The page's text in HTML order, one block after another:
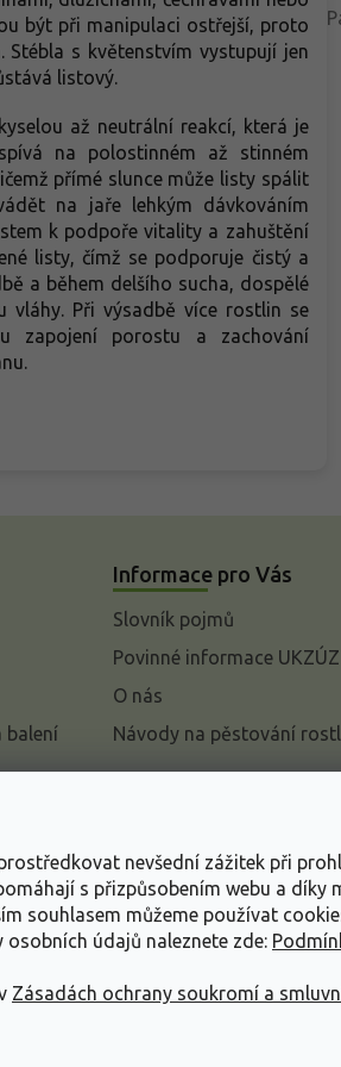
nevšední zážitek při
s přizpůsobením webu a díky
souhlasem můžeme používat
údajů naleznete zde:
Zásadách ochrany soukromí a
být při manipulaci ostřejší, proto
s květenstvím vystupují jen
listový.
až neutrální reakcí, která je
na polostinném až stinném
přímé slunce může listy spálit
na jaře lehkým dávkováním
k podpoře vitality a zahuštění
listy, čímž se podporuje čistý a
a během delšího sucha, dospělé
vláhy. Při výsadbě více rostlin se
zapojení porostu a zachování
balení
Informace pro Vás
Slovník pojmů
Povinné informace UKZÚZ
O nás
Návody na pěstování